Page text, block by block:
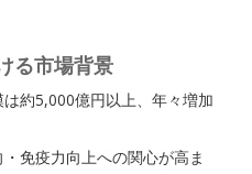
る市場背景
約5,000億円以上、年々増加
免疫力向上への関心が高ま